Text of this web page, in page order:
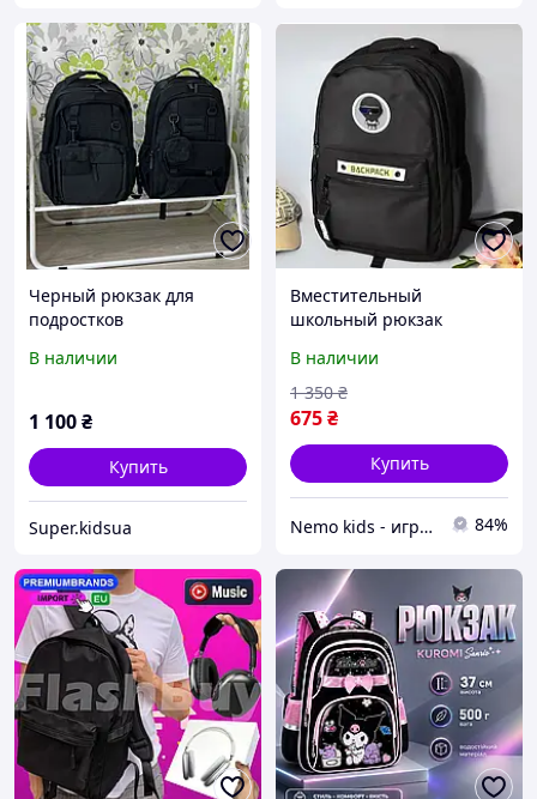
Черный рюкзак для
подростков
В наличии
1 100₴
Купить
Super.kidsua
Вместительный
школьный рюкзак
Рюкзак для мальчика,
Портфель ранец для
мальчика
В наличии
675₴
1 350 ₴
Купить
Nemo kids - игрушки и товары для детей 84%